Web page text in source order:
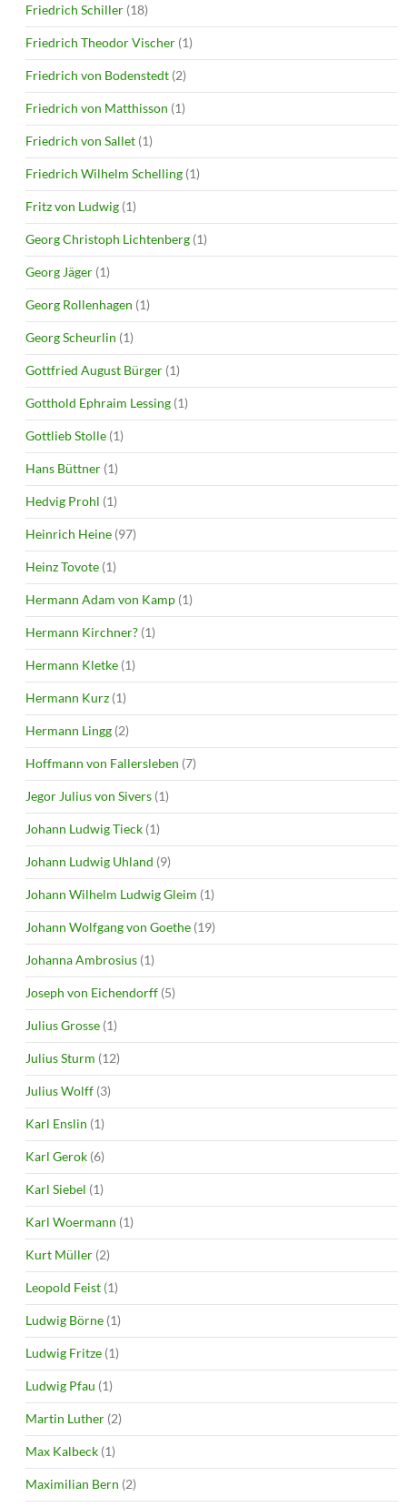
Friedrich Schiller (18)
Friedrich Theodor Vischer (1)
Friedrich von Bodenstedt (2)
Friedrich von Matthisson (1)
Friedrich von Sallet (1)
Friedrich Wilhelm Schelling (1)
Fritz von Ludwig (1)
Georg Christoph Lichtenberg (1)
Georg Jäger (1)
Georg Rollenhagen (1)
Georg Scheurlin (1)
Gottfried August Bürger (1)
Gotthold Ephraim Lessing (1)
Gottlieb Stolle (1)
Hans Büttner (1)
Hedvig Prohl (1)
Heinrich Heine (97)
Heinz Tovote (1)
Hermann Adam von Kamp (1)
Hermann Kirchner? (1)
Hermann Kletke (1)
Hermann Kurz (1)
Hermann Lingg (2)
Hoffmann von Fallersleben (7)
Jegor Julius von Sivers (1)
Johann Ludwig Tieck (1)
Johann Ludwig Uhland (9)
Johann Wilhelm Ludwig Gleim (1)
Johann Wolfgang von Goethe (19)
Johanna Ambrosius (1)
Joseph von Eichendorff (5)
Julius Grosse (1)
Julius Sturm (12)
Julius Wolff (3)
Karl Enslin (1)
Karl Gerok (6)
Karl Siebel (1)
Karl Woermann (1)
Kurt Müller (2)
Leopold Feist (1)
Ludwig Börne (1)
Ludwig Fritze (1)
Ludwig Pfau (1)
Martin Luther (2)
Max Kalbeck (1)
Maximilian Bern (2)